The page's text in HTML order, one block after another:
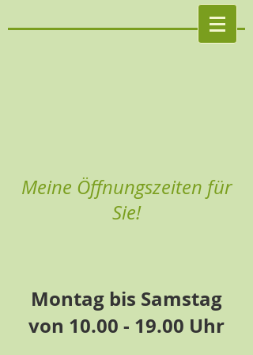
Meine Öffnungszeiten für
Sie!
Montag bis Samstag
von 10.00 - 19.00 Uhr